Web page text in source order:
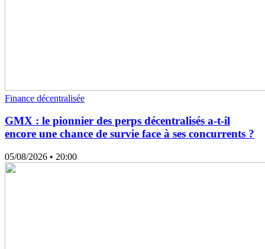
Finance décentralisée
GMX : le pionnier des perps décentralisés a-t-il
encore une chance de survie face à ses concurrents ?
05/08/2026 • 20:00